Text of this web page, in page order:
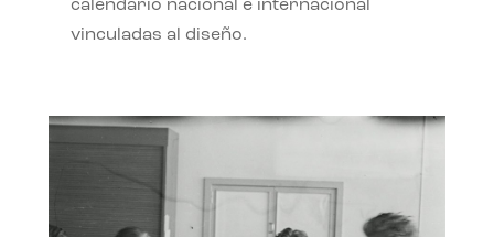
calendario nacional e internacional
vinculadas al diseño.